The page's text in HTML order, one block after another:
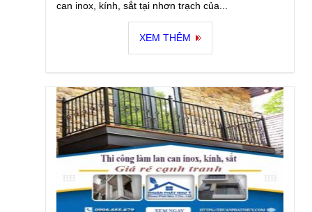
can inox, kính, sắt tại nhơn trạch của...
XEM THÊM